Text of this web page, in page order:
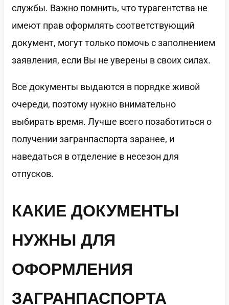
службы. Важно помнить, что турагентства не
имеют прав оформлять соответствующий
документ, могут только помочь с заполнением
заявления, если Вы не уверены в своих силах.
Все документы выдаются в порядке живой
очереди, поэтому нужно внимательно
выбирать время. Лучше всего позаботиться о
получении загранпаспорта заранее, и
наведаться в отделение в несезон для
отпусков.
КАКИЕ ДОКУМЕНТЫ
НУЖНЫ ДЛЯ
ОФОРМЛЕНИЯ
ЗАГРАНПАСПОРТА